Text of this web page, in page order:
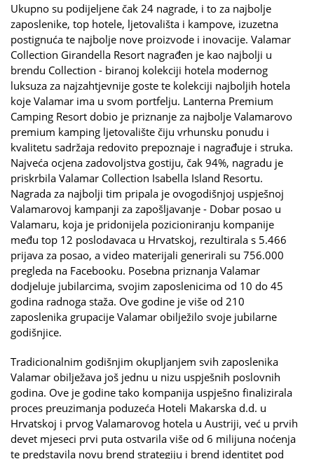
Ukupno su podijeljene čak 24 nagrade, i to za najbolje
zaposlenike, top hotele, ljetovališta i kampove, izuzetna
postignuća te najbolje nove proizvode i inovacije. Valamar
Collection Girandella Resort nagrađen je kao najbolji u
brendu Collection - biranoj kolekciji hotela modernog
luksuza za najzahtjevnije goste te kolekciji najboljih hotela
koje Valamar ima u svom portfelju. Lanterna Premium
Camping Resort dobio je priznanje za najbolje Valamarovo
premium kamping ljetovalište čiju vrhunsku ponudu i
kvalitetu sadržaja redovito prepoznaje i nagrađuje i struka.
Najveća ocjena zadovoljstva gostiju, čak 94%, nagradu je
priskrbila Valamar Collection Isabella Island Resortu.
Nagrada za najbolji tim pripala je ovogodišnjoj uspješnoj
Valamarovoj kampanji za zapošljavanje - Dobar posao u
Valamaru, koja je pridonijela pozicioniranju kompanije
među top 12 poslodavaca u Hrvatskoj, rezultirala s 5.466
prijava za posao, a video materijali generirali su 756.000
pregleda na Facebooku. Posebna priznanja Valamar
dodjeluje jubilarcima, svojim zaposlenicima od 10 do 45
godina radnoga staža. Ove godine je više od 210
zaposlenika grupacije Valamar obilježilo svoje jubilarne
godišnjice.
Tradicionalnim godišnjim okupljanjem svih zaposlenika
Valamar obilježava još jednu u nizu uspješnih poslovnih
godina. Ove je godine tako kompanija uspješno finalizirala
proces preuzimanja poduzeća Hoteli Makarska d.d. u
Hrvatskoj i prvog Valamarovog hotela u Austriji, već u prvih
devet mjeseci prvi puta ostvarila više od 6 milijuna noćenja
te predstavila novu brend strategiju i brend identitet pod